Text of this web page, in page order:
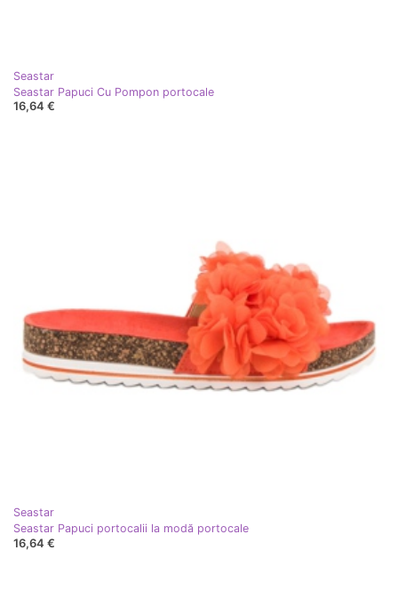
Seastar
Seastar Papuci Cu Pompon portocale
16,64 €
Seastar
Seastar Papuci portocalii la modă portocale
16,64 €